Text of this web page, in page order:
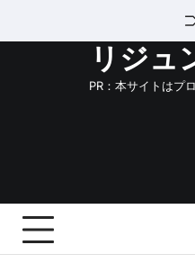
リジュ
PR：本サイトはプ